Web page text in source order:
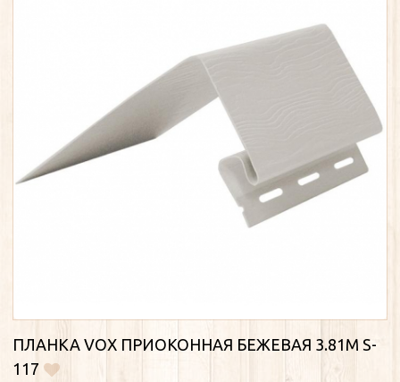
ПЛАНКА VOX ПРИОКОННАЯ БЕЖЕВАЯ 3.81М S-
117